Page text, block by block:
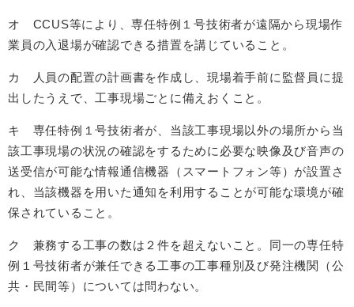
オ CCUS等により、専任特例１号技術者が遠隔から現場作
業員の入退場が確認できる措置を講じていること。
カ 人員の配置の計画書を作成し、現場着手前に監督員に提
出したうえで、工事現場ごとに備えおくこと。
キ 専任特例１号技術者が、当該工事現場以外の場所から当
該工事現場の状況の確認をするために必要な映像及び音声の
送受信が可能な情報通信機器（スマートフォン等）が設置さ
れ、当該機器を用いた通知を利用することが可能な環境が確
保されていること。
ク 兼務する工事の数は２件を超えないこと。同一の専任特
例１号技術者が兼任できる工事の工事種別及び発注機関（公
共・民間等）については問わない。